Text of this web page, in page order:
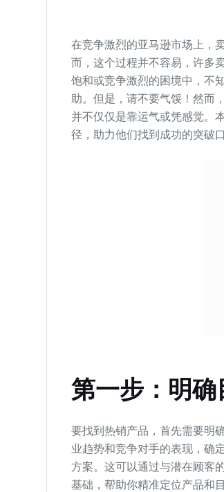
在竞争激烈的亚马逊市场上，
而，这个过程并不容易，许多
饱和或竞争激烈的困境中，不
助。但是，请不要气馁！然而
并不仅仅是靠运气或凭感觉。
径，助力他们找到成功的突破口
第一步：明
要找到热销产品，首先需要明
业趋势和竞争对手的表现，确
方案。这可以通过与潜在顾客
基础，帮助你精准定位产品和目